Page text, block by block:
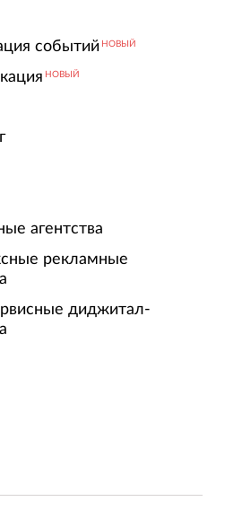
событий НОВЫЙ
НОВЫЙ
агентства
рекламные
диджитал-